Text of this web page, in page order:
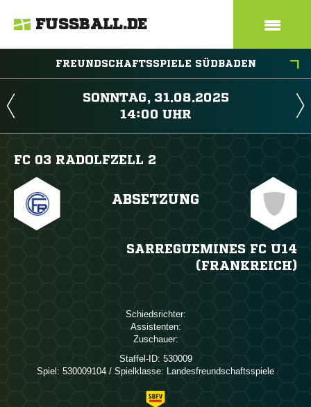
FUSSBALL.DE
FREUNDSCHAFTSSPIELE SÜDBADEN
 
 
FC 03 RADOLFZELL 2
ABSETZUNG
SARREGUEMINES FC U14
(FRANKREICH)
Schiedsrichter:
Assistenten:
Zuschauer:
Staffel-ID: 530009
Spiel: 530009104 / Spielklasse: Landesfreundschaftsspiele